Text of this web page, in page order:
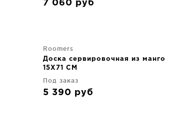
7 060 руб
Roomers
Доска сервировочная из манго
15X71 CM
Под заказ
5 390 руб